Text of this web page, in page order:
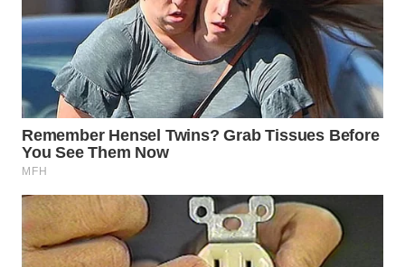
SURABAYA
WN
NATUNA
WN
BINTAN
MANDALIKA
WN